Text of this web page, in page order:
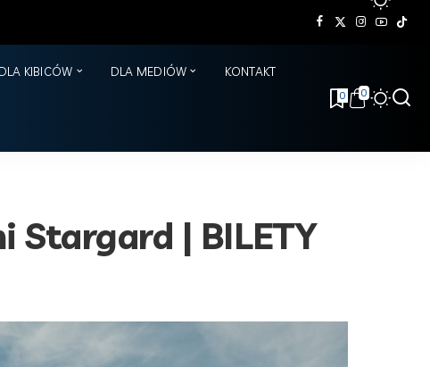
DLA KIBICÓW DLA MEDIÓW KONTAKT
0 0
Stargard | BILETY